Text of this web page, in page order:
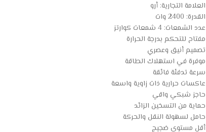
العلامة التجارية: أرو
القدرة: 2400 وات
عدد الشمعات: 4 شمعات كوارتز
مفتاح للتحكم بدرجة الحرارة
تصميم أنيق وعصري
موفرة في استهلاك الطاقة
سرعة تدفئة فائقة
عاكسات حرارية ذات زاوية واسعة
حاجز شبكي واقي
حماية من التسخين الزائد
حامل لسهولة النقل والحركة
أقل مستوى ضجيج